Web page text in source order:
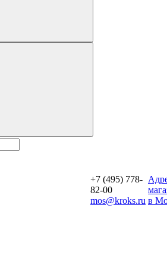
+7 (495) 778-
82-00
mos@kroks.ru в